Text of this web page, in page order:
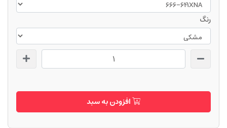
رنگ
افزودن به سبد